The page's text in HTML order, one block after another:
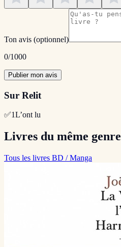
Ton avis (optionnel)
0/1000
Publier mon avis
Sur Relit
✅1L’ont lu
Livres du même genre
Tous les livres BD / Manga